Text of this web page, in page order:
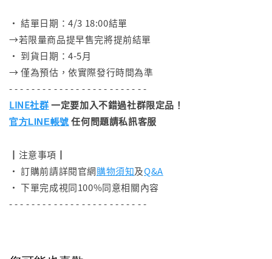
• 結單日期：4/3 18:00結單
→若限量商品提早售完將提前結單
• 到貨日期：4-5月
→ 僅為預估，依實際發行時間為準
- - - - - - - - - - - - - - - - - - - - - - - - -
LINE社群一定要加入不錯過社群限定品！
官方LINE帳號 任何問題請私訊客服
┃注意事項┃
• 訂購前請詳閱官網購物須知及Q&A
• 下單完成視同100%同意相關內容
- - - - - - - - - - - - - - - - - - - - - - - - -